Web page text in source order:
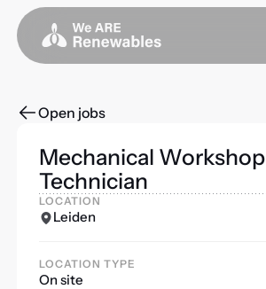
Open jobs
Mechanical Workshop
Technician
LOCATION
Leiden
LOCATION TYPE
On site